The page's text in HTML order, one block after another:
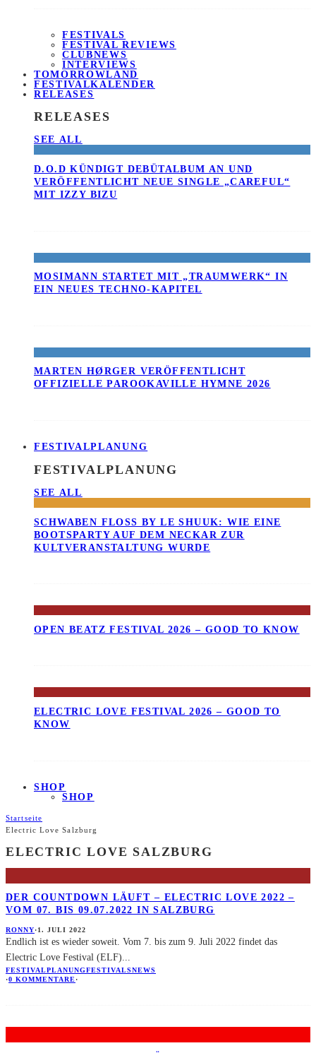
FESTIVALS
FESTIVAL REVIEWS
CLUBNEWS
INTERVIEWS
TOMORROWLAND
FESTIVALKALENDER
RELEASES
RELEASES
SEE ALL
D.O.D KÜNDIGT DEBÜTALBUM AN UND
VERÖFFENTLICHT NEUE SINGLE „CAREFUL“
MIT IZZY BIZU
MOSIMANN STARTET MIT „TRAUMWERK“ IN
EIN NEUES TECHNO-KAPITEL
MARTEN HØRGER VERÖFFENTLICHT
OFFIZIELLE PAROOKAVILLE HYMNE 2026
FESTIVALPLANUNG
FESTIVALPLANUNG
SEE ALL
SCHWABEN FLOSS BY LE SHUUK: WIE EINE B
OOTSPARTY AUF DEM NECKAR ZUR K
ULTVERANSTALTUNG WURDE
OPEN BEATZ FESTIVAL 2026 – GOOD TO KNOW
ELECTRIC LOVE FESTIVAL 2026 – GOOD TO
KNOW
SHOP
SHOP
Startseite
Electric Love Salzburg
ELECTRIC LOVE SALZBURG
DER COUNTDOWN LÄUFT – ELECTRIC LOVE 2022 –
VOM 07. BIS 09.07.2022 IN SALZBURG
RONNY·1. JULI 2022
Endlich ist es wieder soweit. Vom 7. bis zum 9. Juli 2022 findet das
Electric Love Festival (ELF)
FESTIVALPLANUNGFESTIVALSNEWS
·0 KOMMENTARE·